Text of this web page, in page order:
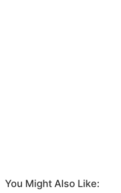
You Might Also Like: